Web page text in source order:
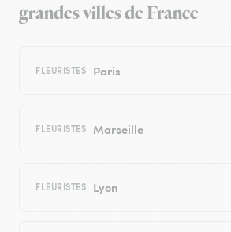
grandes villes de France
FLEURISTES Paris
FLEURISTES Marseille
FLEURISTES Lyon